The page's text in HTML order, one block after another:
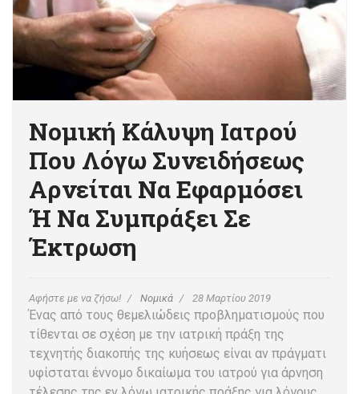
Νομική Κάλυψη Ιατρού
Που Λόγω Συνειδήσεως
Αρνείται Να Εφαρμόσει
Ή Να Συμπράξει Σε
Έκτρωση
Αφήστε με να ζήσω! Νομικά 28 Μαρτίου 2019
Ένας από τους θεμελιώδεις προβληματισμούς που
τίθενται σε σχέση με την ιατρική πράξη της
τεχνητής διακοπής της κυήσεως είναι αν πράγματι
υφίσταται έννομο δικαίωμα του ιατρού για άρνηση